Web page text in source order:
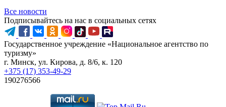
Все новости
Подписывайтесь на нас в социальных сетях
Государственное учреждение «Национальное агентство по
туризму»
г. Минск, ул. Кирова, д. 8/6, к. 120
+375 (17) 353-49-29
190276566